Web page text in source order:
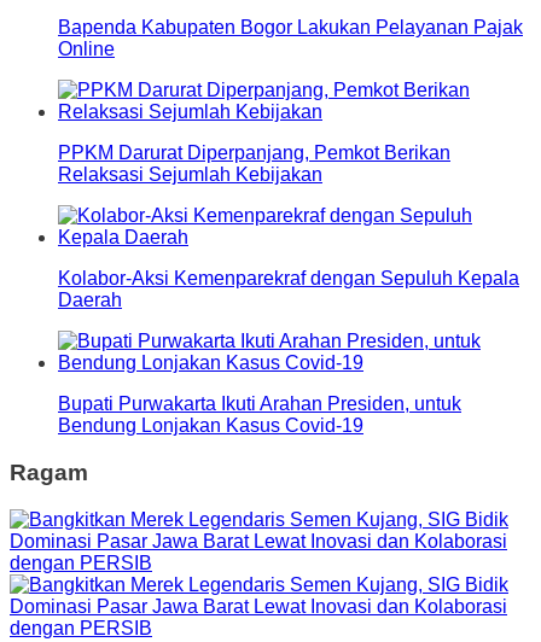
Bapenda Kabupaten Bogor Lakukan Pelayanan Pajak
Online
PPKM Darurat Diperpanjang, Pemkot Berikan
Relaksasi Sejumlah Kebijakan
Kolabor-Aksi Kemenparekraf dengan Sepuluh Kepala
Daerah
Bupati Purwakarta Ikuti Arahan Presiden, untuk
Bendung Lonjakan Kasus Covid-19
Ragam